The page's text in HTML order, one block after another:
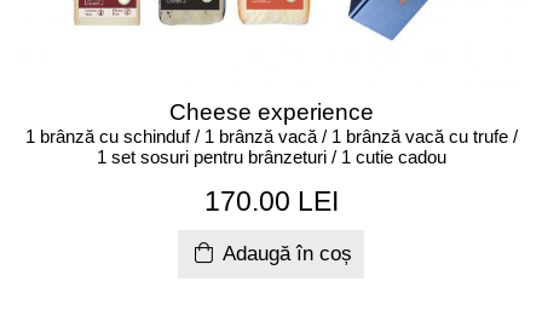
Cheese experience
1 brânză cu schinduf / 1 brânză vacă / 1 brânză vacă cu trufe /
1 set sosuri pentru brânzeturi / 1 cutie cadou
170.00 LEI
Adaugă în coș